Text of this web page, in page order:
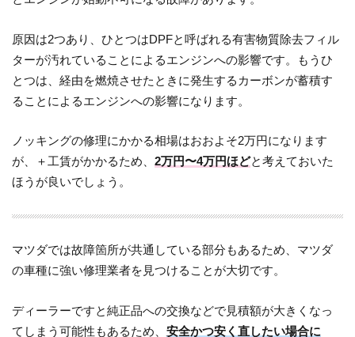
原因は2つあり、ひとつはDPFと呼ばれる有害物質除去フィル
ターが汚れていることによるエンジンへの影響です。もうひ
とつは、経由を燃焼させたときに発生するカーボンが蓄積す
ることによるエンジンへの影響になります。
ノッキングの修理にかかる相場はおおよそ2万円になります
が、＋工賃がかかるため、2万円〜4万円ほどと考えておいた
ほうが良いでしょう。
マツダでは故障箇所が共通している部分もあるため、マツダ
の車種に強い修理業者を見つけることが大切です。
ディーラーですと純正品への交換などで見積額が大きくなっ
てしまう可能性もあるため、安全かつ安く直したい場合に